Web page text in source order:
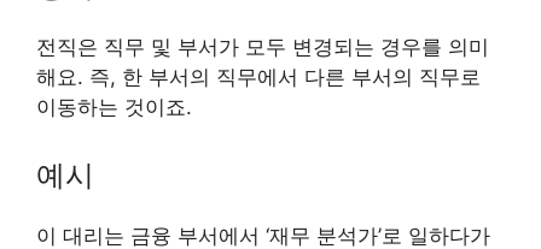
전직은 직무 및 부서가 모두 변경되는 경우를 의미
해요. 즉, 한 부서의 직무에서 다른 부서의 직무로
이동하는 것이죠.
예시
이 대리는 금융 부서에서 ‘재무 분석가’로 일하다가